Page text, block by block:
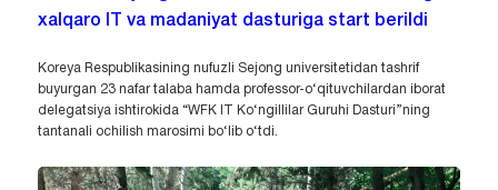
xalqaro IT va madaniyat dasturiga start berildi
Koreya Respublikasining nufuzli Sejong universitetidan tashrif
buyurgan 23 nafar talaba hamda professor-o‘qituvchilardan iborat
delegatsiya ishtirokida “WFK IT Ko‘ngillilar Guruhi Dasturi”ning
tantanali ochilish marosimi bo‘lib o‘tdi.